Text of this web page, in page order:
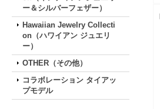
ー＆シルバーフェザー）
Hawaiian Jewelry Collecti
on（ハワイアン ジュエリ
ー）
OTHER（その他）
コラボレーション タイアッ
プモデル